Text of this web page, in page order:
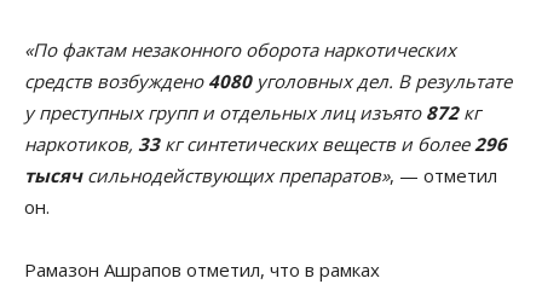
«По фактам незаконного оборота наркотических
средств возбуждено 4080уголовных дел. В результате
у преступных групп и отдельных лиц изъято872кг
наркотиков, 33кг синтетических веществ и более296
тысячсильнодействующих препаратов», — отметил
он.
Рамазон Ашрапов отметил, что в рамках